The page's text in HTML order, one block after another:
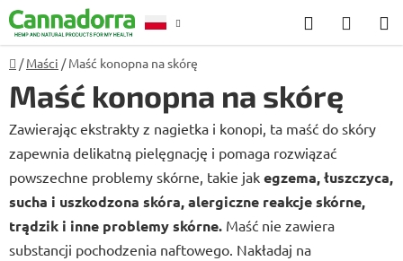
Przejść
do
treści
Szukaj
Home
/ Maści / Maść konopna na skórę
Maść konopna na skórę
Zawierając ekstrakty z nagietka i konopi, ta maść do skóry
zapewnia delikatną pielęgnację i pomaga rozwiązać
powszechne problemy skórne, takie jak egzema, łuszczyca,
sucha i uszkodzona skóra, alergiczne reakcje skórne,
trądzik i inne problemy skórne. Maść nie zawiera
substancji pochodzenia naftowego. Nakładaj na